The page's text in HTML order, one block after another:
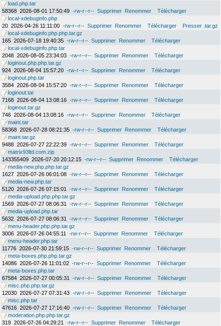
load.php.tar
58368 2026-08-01 17:50:49 -rw-r--r-- Supprimer Renommer
Télécharger
local-xdebuginfo.php
20 2026-04-26 11:11:00 -rw-r--r-- Supprimer Renommer Télécharger
Presser .tar.gz
local-xdebuginfo.php.php.tar.gz
165 2026-07-18 19:40:35 -rw-r--r-- Supprimer Renommer
Télécharger
local-xdebuginfo.php.tar
2048 2026-08-05 23:34:03 -rw-r--r-- Supprimer Renommer
Télécharger
loginout.php.php.tar.gz
924 2026-08-04 15:57:20 -rw-r--r-- Supprimer Renommer
Télécharger
loginout.php.tar
3584 2026-08-04 15:57:20 -rw-r--r-- Supprimer Renommer
Télécharger
loginout.tar
7168 2026-08-04 13:08:16 -rw-r--r-- Supprimer Renommer
Télécharger
loginout.tar.gz
746 2026-08-04 13:08:16 -rw-r--r-- Supprimer Renommer
Télécharger
maint.tar
58368 2026-07-28 08:21:35 -rw-r--r-- Supprimer Renommer
Télécharger
maint.tar.gz
9488 2026-07-27 22:22:39 -rw-r--r-- Supprimer Renommer
Télécharger
matrix93ltd.com.zip
143355409 2026-07-20 20:12:15 -rw-r--r-- Supprimer Renommer
Télécharger
media-new.php.php.tar.gz
1627 2026-07-26 06:01:08 -rw-r--r-- Supprimer Renommer
Télécharger
media-new.php.tar
5120 2026-07-26 07:15:01 -rw-r--r-- Supprimer Renommer
Télécharger
media-upload.php.php.tar.gz
1569 2026-07-27 08:06:31 -rw-r--r-- Supprimer Renommer
Télécharger
media-upload.php.tar
5632 2026-07-27 08:06:31 -rw-r--r-- Supprimer Renommer
Télécharger
menu-header.php.php.tar.gz
3006 2026-07-26 04:55:11 -rw-r--r-- Supprimer Renommer
Télécharger
menu-header.php.tar
11776 2026-07-30 21:59:15 -rw-r--r-- Supprimer Renommer
Télécharger
meta-boxes.php.php.tar.gz
14086 2026-07-26 11:01:02 -rw-r--r-- Supprimer Renommer
Télécharger
meta-boxes.php.tar
67584 2026-07-27 00:05:31 -rw-r--r-- Supprimer Renommer
Télécharger
misc.php.php.tar.gz
12030 2026-07-27 07:31:43 -rw-r--r-- Supprimer Renommer
Télécharger
misc.php.tar
47616 2026-07-27 17:16:40 -rw-r--r-- Supprimer Renommer
Télécharger
moderation.php.php.tar.gz
319 2026-07-26 04:29:21 -rw-r--r-- Supprimer Renommer
Télécharger